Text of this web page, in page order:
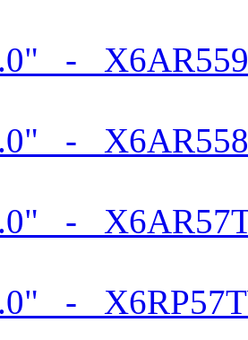
-
-
-
-